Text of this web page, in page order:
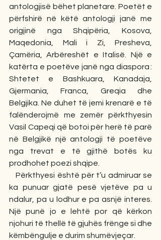
antologjisë bëhet planetare. Poetët e
përfshirë në këtë antologji janë me
origjinë nga Shqipëria, Kosova,
Maqedonia, Mali i Zi, Presheva,
Çamëria, Arbëreshët e Italisë. Një e
katërta e poetëve janë nga diaspora :
Shtetet e Bashkuara, Kanadaja,
Gjermania, Franca, Greqia dhe
Belgjika. Ne duhet të jemi krenarë e të
falënderojmë me zemër përkthyesin
Vasil Capeqi që botoi për herë të parë
në Belgjikë një antologji të poetëve
nga trevat e të gjithë botës ku
prodhohet poezi shqipe.
   Përkthyesi është për t’u admiruar se
ka punuar gjatë pesë vjetëve pa u
ndalur, pa u lodhur e pa asnjë interes.
Një punë jo e lehtë por që kërkon
njohuri të thellë të gjuhës frënge si dhe
këmbëngulje e durim shumëvjeçar.